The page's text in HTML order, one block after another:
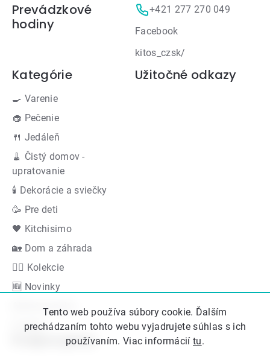
Tento web používa súbory cookie. Ďalším
prechádzaním tohto webu vyjadrujete súhlas s ich
používaním. Viac informácií tu.
Prevádzkové
hodiny
+421 277 270 049
Facebook
kitos_czsk/
Kategórie
🍳 Varenie
🧁 Pečenie
🍴 Jedáleň
🧹 Čistý domov -
upratovanie
🕯 Dekorácie a sviečky
🥳 Pre deti
🖤 Kitchisimo
🏡 Dom a záhrada
👍🏻 Kolekcie
🆕 Novinky
Akčná ponuka
Značky
Užitočné odkazy
Podporujeme